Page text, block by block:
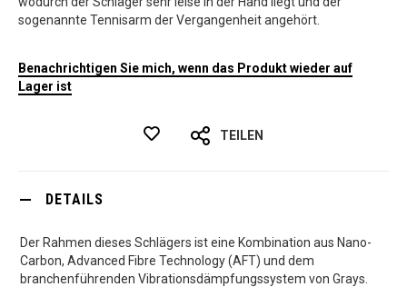
sogenannte Tennisarm der Vergangenheit angehört.
Benachrichtigen Sie mich, wenn das Produkt wieder auf
Lager ist
TEILEN
DETAILS
Der Rahmen dieses Schlägers ist eine Kombination aus Nano-
Carbon, Advanced Fibre Technology (AFT) und dem
branchenführenden Vibrationsdämpfungssystem von Grays.